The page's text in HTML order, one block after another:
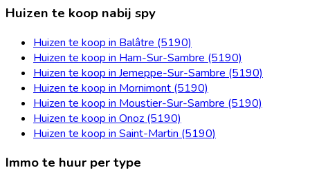
Huizen te koop nabij spy
Huizen te koop in Balâtre (5190)
Huizen te koop in Ham-Sur-Sambre (5190)
Huizen te koop in Jemeppe-Sur-Sambre (5190)
Huizen te koop in Mornimont (5190)
Huizen te koop in Moustier-Sur-Sambre (5190)
Huizen te koop in Onoz (5190)
Huizen te koop in Saint-Martin (5190)
Immo te huur per type